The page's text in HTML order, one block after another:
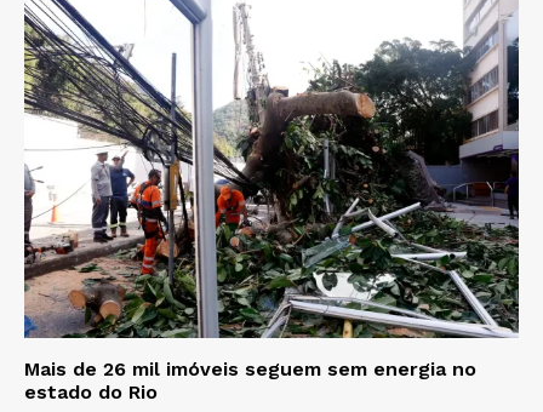
Mais de 26 mil imóveis seguem sem energia no
estado do Rio